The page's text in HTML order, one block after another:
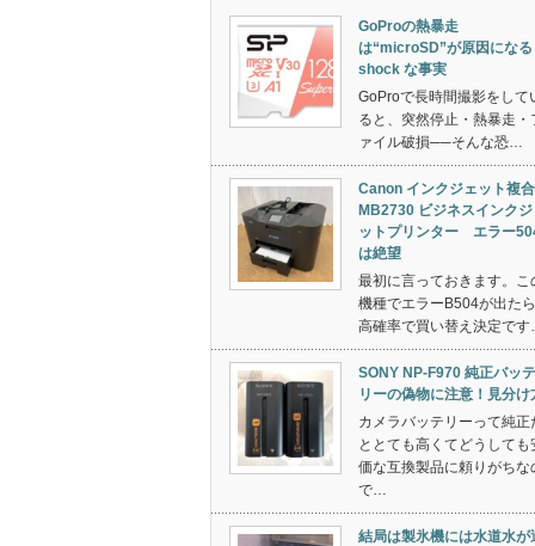
GoProの熱暴走
は“microSD”が原因になる
shock な事実
GoProで長時間撮影をして
ると、突然停止・熱暴走・
ァイル破損──そんな恐…
Canon インクジェット複
MB2730 ビジネスインクジ
ットプリンター エラー
は絶望
最初に言っておきます。こ
機種でエラーB504が出たら
高確率で買い替え決定で
SONY NP-F970 純正バッテ
リーの偽物に注意！見分け
カメラバッテリーって純正
ととても高くてどうしても
価な互換製品に頼りがちな
で…
結局は製氷機には水道水が